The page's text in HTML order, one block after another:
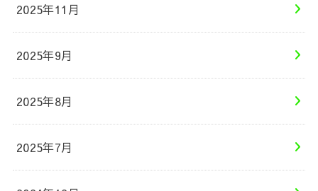
2025年11月
2025年9月
2025年8月
2025年7月